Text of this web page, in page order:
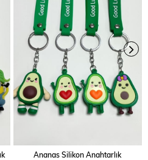
Ananas Silikon Anahtarlık